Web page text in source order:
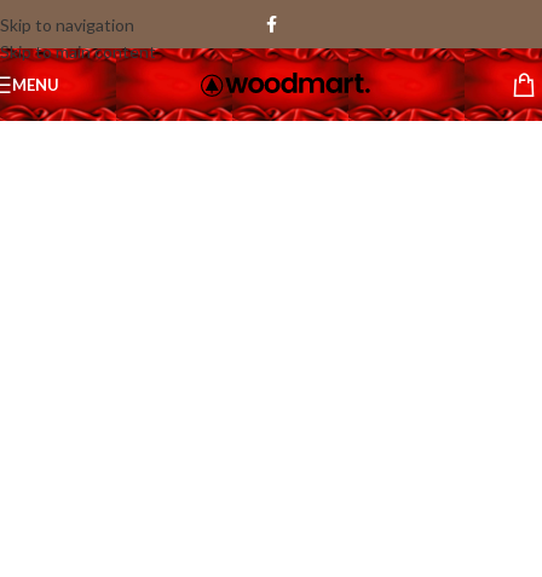
Skip to navigation
Skip to main content
MENU
1
/
47